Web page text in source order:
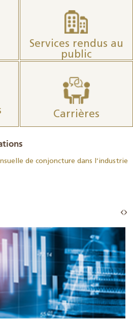
Services rendus au
public
Carrières
de conjoncture dans l’industrie